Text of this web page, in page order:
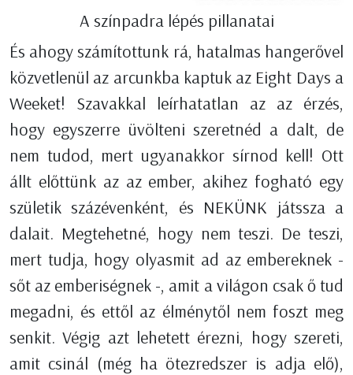
A színpadra lépés pillanatai
És ahogy számítottunk rá, hatalmas hangerővel
közvetlenül az arcunkba kaptuk az Eight Days a
Weeket! Szavakkal leírhatatlan az az érzés,
hogy egyszerre üvölteni szeretnéd a dalt, de
nem tudod, mert ugyanakkor sírnod kell! Ott
állt előttünk az az ember, akihez fogható egy
születik százévenként, és NEKÜNK játssza a
dalait. Megtehetné, hogy nem teszi. De teszi,
mert tudja, hogy olyasmit ad az embereknek -
sőt az emberiségnek -, amit a világon csak ő tud
megadni, és ettől az élménytől nem foszt meg
senkit. Végig azt lehetett érezni, hogy szereti,
amit csinál (még ha ötezredszer is adja elő),